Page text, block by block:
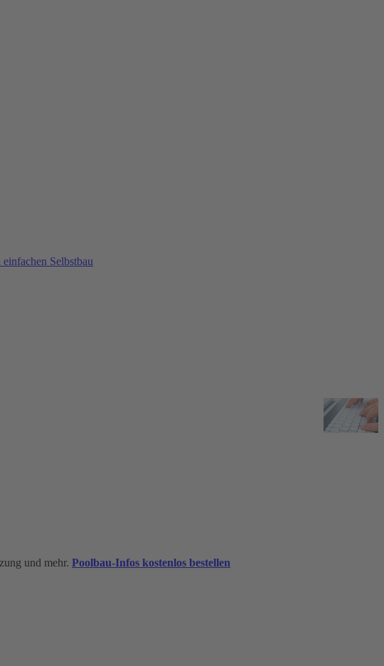
und mehr. Poolbau-Infos kostenlos bestellen